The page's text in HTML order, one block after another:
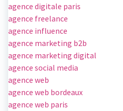
agence digitale paris
agence freelance
agence influence
agence marketing b2b
agence marketing digital
agence social media
agence web
agence web bordeaux
agence web paris